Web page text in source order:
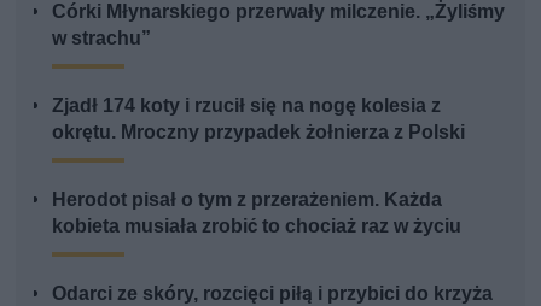
Córki Młynarskiego przerwały milczenie. „Żyliśmy
w strachu”
Zjadł 174 koty i rzucił się na nogę kolesia z
okrętu. Mroczny przypadek żołnierza z Polski
Herodot pisał o tym z przerażeniem. Każda
kobieta musiała zrobić to chociaż raz w życiu
Odarci ze skóry, rozcięci piłą i przybici do krzyża